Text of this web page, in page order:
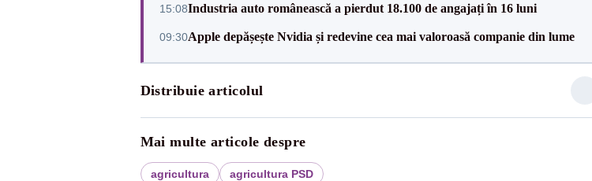
15:08Industria auto românească a pierdut 18.100 de angajați în 16 luni
09:30Apple depășește Nvidia și redevine cea mai valoroasă companie din lume
Distribuie articolul
Mai multe articole despre
agricultura agricultura PSD